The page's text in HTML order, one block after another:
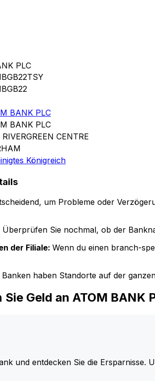
PLC
BANK PLC
BANK PLC
CENTRE
Königreich
um Probleme oder
Überprüfen Sie nochmal, ob der
der Filiale: Wenn du einen branch-
Banken haben Standorte auf der
Geld an ATOM BANK
und entdecken Sie die Ersparnisse.